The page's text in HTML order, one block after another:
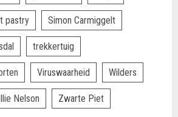
pastry Simon Carmiggelt
trekkertuig
Viruswaarheid Wilders
Nelson Zwarte Piet